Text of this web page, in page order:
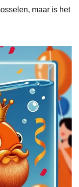
maar is het